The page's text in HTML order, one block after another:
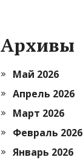
Архивы
Май 2026
Апрель 2026
Март 2026
Февраль 2026
Январь 2026